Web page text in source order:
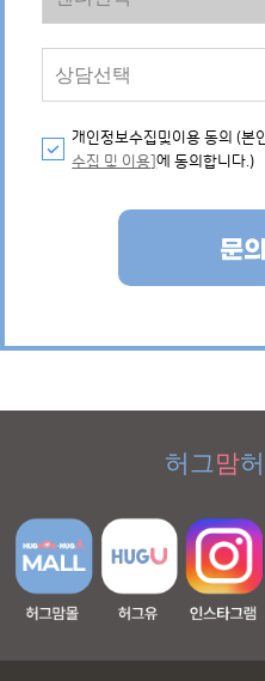
개인정보수집및이용 동의 (본
수집 및 이용]에 동의합니다.)
문
허그 맘